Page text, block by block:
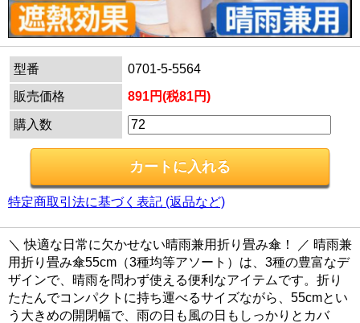
型番
0701-5-5564
販売価格
891円(税81円)
購入数
特定商取引法に基づく表記 (返品など)
＼ 快適な日常に欠かせない晴雨兼用折り畳み傘！ ／ 晴雨兼
用折り畳み傘55cm（3種均等アソート）は、3種の豊富なデ
ザインで、晴雨を問わず使える便利なアイテムです。折り
たたんでコンパクトに持ち運べるサイズながら、55cmとい
う大きめの開閉幅で、雨の日も風の日もしっかりとカバ